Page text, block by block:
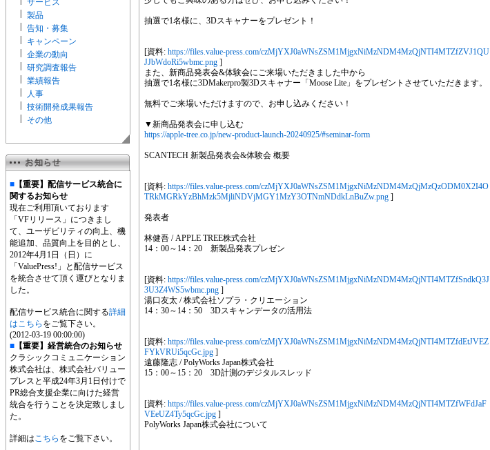
サービス
製品
告知・募集
キャンペーン
企業の動向
研究調査報告
業績報告
人事
技術開発成果報告
その他
■ 【重要】配信サービス統合に
関するお知らせ
現在ご利用頂いております
「VFリリース」につきまし
て、ユーザビリティの向上、機
能追加、品質向上を目的とし、
2012年4月1日（日）に
「ValuePress!」と配信サービス
を統合させて頂く運びとなりま
した。
配信サービス統合に関する詳細
はこちら をご覧下さい。
(2012-03-19 00:00:00)
■ 【重要】経営統合のお知らせ
クラシックコミュニケーション
株式会社は、株式会社バリュー
プレスと平成24年3月1日付けで
PR総合支援企業に向けた経営
統合を行うことを決定致しまし
た。
詳細はこちら をご覧下さい。
抽選で1名様に、3Dスキャナーをプレゼント！
[資料: https://files.value-press.com/czMjYXJ0aWNsZSM1MjgxNiMzNDM4MzQjNTI4MTZfZVJ1QU
JJbWdoRi5wbmc.png ]
また、新商品発表会&体験会にご来場いただきました中から
抽選で1名様に3DMakerpro製3Dスキャナー「Moose Lite」をプレゼントさせていただきます。
無料でご来場いただけますので、お申し込みください！
▼新商品発表会に申し込む
https://apple-tree.co.jp/new-product-launch-20240925/#seminar-form
SCANTECH 新製品発表会&体験会 概要
[資料: https://files.value-press.com/czMjYXJ0aWNsZSM1MjgxNiMzNDM4MzQjMzQzODM0X2I4O
TRkMGRkYzBhMzk5MjliNDVjMGY1MzY3OTNmNDdkLnBuZw.png ]
発表者
林健吾 / APPLE TREE株式会社
14：00～14：20 新製品発表プレゼン
[資料: https://files.value-press.com/czMjYXJ0aWNsZSM1MjgxNiMzNDM4MzQjNTI4MTZfSndkQ3J
3U3Z4WS5wbmc.png ]
湯口友太 / 株式会社ソプラ・クリエーション
14：30～14：50 3Dスキャンデータの活用法
[資料: https://files.value-press.com/czMjYXJ0aWNsZSM1MjgxNiMzNDM4MzQjNTI4MTZfdEtJVEZ
FYkVRUi5qcGc.jpg ]
遠藤隆志 / PolyWorks Japan株式会社
15：00～15：20 3D計測のデジタルスレッド
[資料: https://files.value-press.com/czMjYXJ0aWNsZSM1MjgxNiMzNDM4MzQjNTI4MTZfWFdJaF
VEeUZ4Ty5qcGc.jpg ]
PolyWorks Japan株式会社について